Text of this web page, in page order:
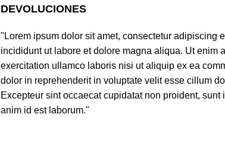
DEVOLUCIONES
"Lorem ipsum dolor sit amet, consectetur adipiscing
incididunt ut labore et dolore magna aliqua. Ut enim
exercitation ullamco laboris nisi ut aliquip ex ea
dolor in reprehenderit in voluptate velit esse cillum
Excepteur sint occaecat cupidatat non proident,
anim id est laborum."